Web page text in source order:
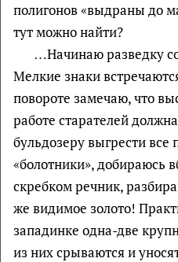
полигонов «выдраны до
тут можно найти?
…Начинаю разведку
Мелкие знаки
повороте замечаю, что
работе старателей
бульдозеру выгрести все
«болотники», добираюсь
скребком речник,
же видимое золото!
западинке одна-две
из них срываются и